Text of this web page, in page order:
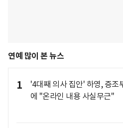
연예 많이 본 뉴스
1
'4대째 의사 집안' 하영, 증조
에 "온라인 내용 사실무근"